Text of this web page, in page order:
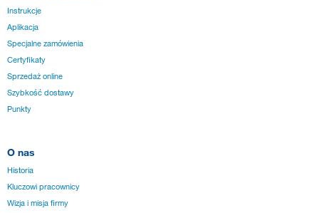
Instrukcje
Aplikacja
Specjalne zamówienia
Certyfikaty
Sprzedaż online
Szybkość dostawy
Punkty
O nas
Historia
Kluczowi pracownicy
Wizja i misja firmy